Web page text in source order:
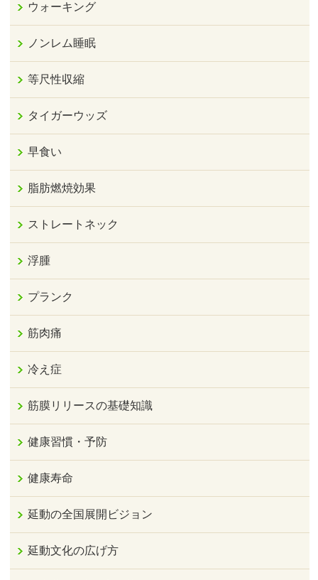
ウォーキング
ノンレム睡眠
等尺性収縮
タイガーウッズ
早食い
脂肪燃焼効果
ストレートネック
浮腫
プランク
筋肉痛
冷え症
筋膜リリースの基礎知識
健康習慣・予防
健康寿命
延動の全国展開ビジョン
延動文化の広げ方